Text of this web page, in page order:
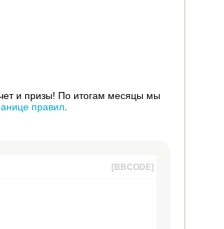
и призы! По итогам месяцы мы
правил.
[BBCODE]